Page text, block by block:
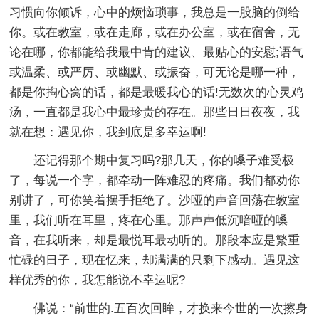
习惯向你倾诉，心中的烦恼琐事，我总是一股脑的倒给
你。或在教室，或在走廊，或在办公室，或在宿舍，无
论在哪，你都能给我最中肯的建议、最贴心的安慰;语气
或温柔、或严厉、或幽默、或振奋，可无论是哪一种，
都是你掏心窝的话，都是最暖我心的话!无数次的心灵鸡
汤，一直都是我心中最珍贵的存在。那些日日夜夜，我
就在想：遇见你，我到底是多幸运啊!
还记得那个期中复习吗?那几天，你的嗓子难受极
了，每说一个字，都牵动一阵难忍的疼痛。我们都劝你
别讲了，可你笑着摆手拒绝了。沙哑的声音回荡在教室
里，我们听在耳里，疼在心里。那声声低沉喑哑的嗓
音，在我听来，却是最悦耳最动听的。那段本应是繁重
忙碌的日子，现在忆来，却满满的只剩下感动。遇见这
样优秀的你，我怎能说不幸运呢?
佛说：“前世的.五百次回眸，才换来今世的一次擦身